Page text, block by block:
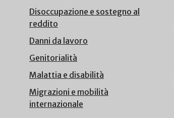
Disoccupazione e sostegno al
reddito
Danni da lavoro
Genitorialità
Malattia e disabilità
Migrazioni e mobilità
internazionale